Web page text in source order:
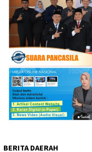
BERITA DAERAH